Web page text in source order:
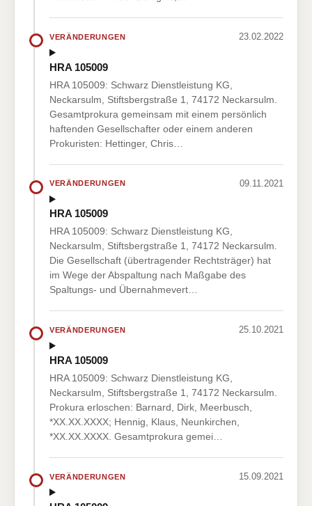
VERÄNDERUNGEN 23.02.2022
HRA 105009
HRA 105009: Schwarz Dienstleistung KG,
Neckarsulm, Stiftsbergstraße 1, 74172 Neckarsulm.
Gesamtprokura gemeinsam mit einem persönlich
haftenden Gesellschafter oder einem anderen
Prokuristen: Hettinger, Chris…
VERÄNDERUNGEN 09.11.2021
HRA 105009
HRA 105009: Schwarz Dienstleistung KG,
Neckarsulm, Stiftsbergstraße 1, 74172 Neckarsulm.
Die Gesellschaft (übertragender Rechtsträger) hat
im Wege der Abspaltung nach Maßgabe des
Spaltungs- und Übernahmevert…
VERÄNDERUNGEN 25.10.2021
HRA 105009
HRA 105009: Schwarz Dienstleistung KG,
Neckarsulm, Stiftsbergstraße 1, 74172 Neckarsulm.
Prokura erloschen: Barnard, Dirk, Meerbusch,
*XX.XX.XXXX; Hennig, Klaus, Neunkirchen,
*XX.XX.XXXX. Gesamtprokura gemei…
VERÄNDERUNGEN 15.09.2021